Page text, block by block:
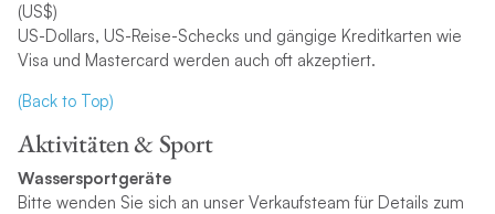
(US$)
US-Dollars, US-Reise-Schecks und gängige Kreditkarten wie
Visa und Mastercard werden auch oft akzeptiert.
(Back to Top)
Aktivitäten & Sport
Wassersportgeräte
Bitte wenden Sie sich an unser Verkaufsteam für Details zum